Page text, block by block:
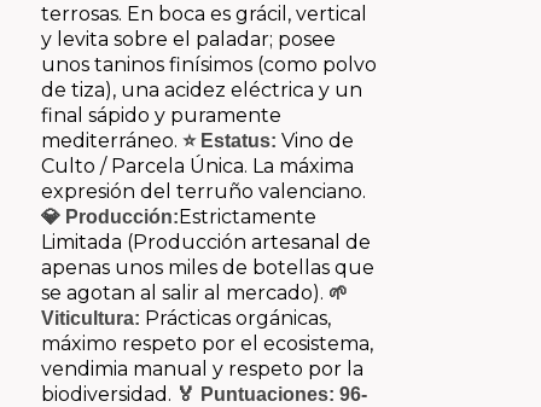
terrosas. En boca es grácil, vertical
y levita sobre el paladar; posee
unos taninos finísimos (como polvo
de tiza), una acidez eléctrica y un
final sápido y puramente
mediterráneo. ⭐ Estatus: Vino de
Culto / Parcela Única. La máxima
expresión del terruño valenciano.
💎 Producción:Estrictamente
Limitada (Producción artesanal de
apenas unos miles de botellas que
se agotan al salir al mercado). 🌱
Viticultura: Prácticas orgánicas,
máximo respeto por el ecosistema,
vendimia manual y respeto por la
biodiversidad. 🏅 Puntuaciones: 96-